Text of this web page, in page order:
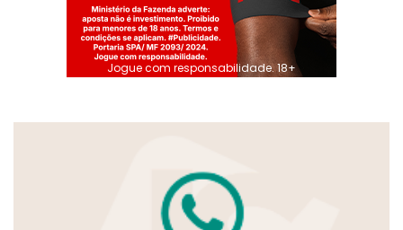
Jogue com responsabilidade. 18+